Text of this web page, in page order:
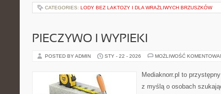
CATEGORIES: LODY BEZ LAKTOZY I DLA WRAŻLIWYCH BRZUSZKÓW
PIECZYWO I WYPIEKI
POSTED BY ADMIN STY - 22 - 2026 MOŻLIWOŚĆ
Mediaknorr.pl to
z myślą o osobach